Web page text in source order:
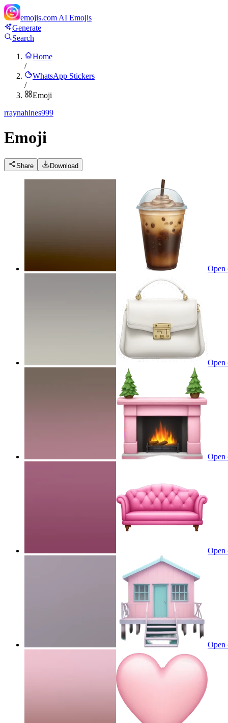
emojis.com AI Emojis
Generate
Search
Home
/
WhatsApp Stickers
/
Emoji
rraynahines999
Emoji
Share Download
Open
Open
Open
Open
Open